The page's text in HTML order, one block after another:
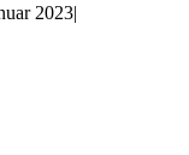
2023|